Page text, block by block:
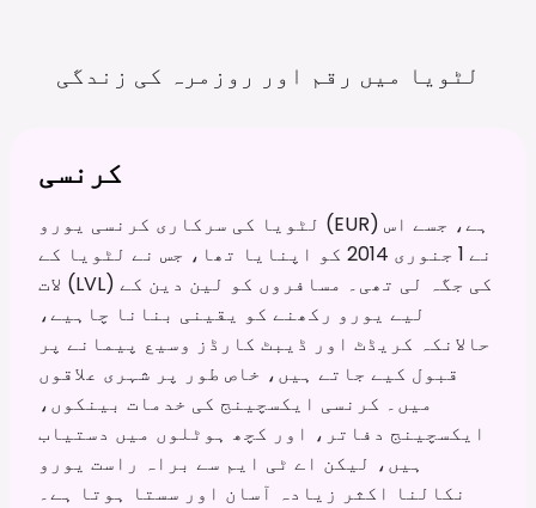
لٹویا میں رقم اور روزمرہ کی زندگی
کرنسی
لٹویا کی سرکاری کرنسی یورو (EUR) ہے، جسے اس
نے 1 جنوری 2014 کو اپنایا تھا، جس نے لٹویا کے
لات (LVL) کی جگہ لی تھی۔ مسافروں کو لین دین کے
لیے یورو رکھنے کو یقینی بنانا چاہیے،
حالانکہ کریڈٹ اور ڈیبٹ کارڈز وسیع پیمانے پر
قبول کیے جاتے ہیں، خاص طور پر شہری علاقوں
میں۔ کرنسی ایکسچینج کی خدمات بینکوں،
ایکسچینج دفاتر، اور کچھ ہوٹلوں میں دستیاب
ہیں، لیکن اے ٹی ایم سے براہ راست یورو
نکالنا اکثر زیادہ آسان اور سستا ہوتا ہے۔